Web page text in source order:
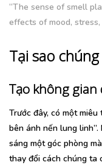
“The sense of smell
effects of mood,
Tại sao
Tạo không
Trước đây, có một
bên ánh nến lung
sáng một góc phòng
thay đổi cách chúng ta